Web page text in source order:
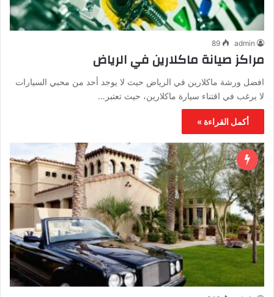
admin
89
مراكز صيانة ماكلارين في الرياض
افضل ورشة ماكلارين في الرياض حيث لا يوجد أحد من محبي السيارات
لا يرغب في اقتناء سيارة ماكلارين، حيث تعتبر…
أكمل القراءة »